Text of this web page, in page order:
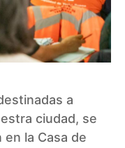
a
ciudad, se
la Casa de